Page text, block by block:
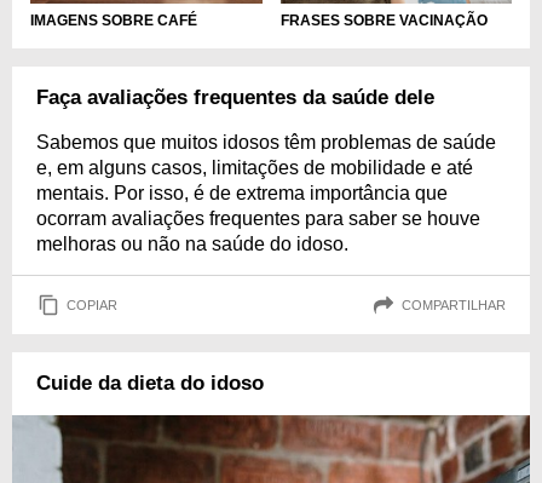
IMAGENS SOBRE CAFÉ FRASES SOBRE VACINAÇÃO
Faça avaliações frequentes da saúde dele
Sabemos que muitos idosos têm problemas de saúde
e, em alguns casos, limitações de mobilidade e até
mentais. Por isso, é de extrema importância que
ocorram avaliações frequentes para saber se houve
melhoras ou não na saúde do idoso.
COPIAR COMPARTILHAR
Cuide da dieta do idoso